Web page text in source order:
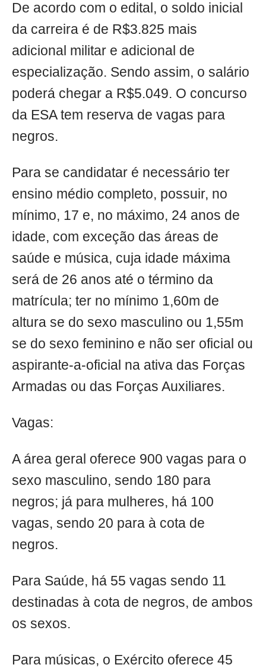
De acordo com o edital, o soldo inicial
da carreira é de R$3.825 mais
adicional militar e adicional de
especialização. Sendo assim, o salário
poderá chegar a R$5.049. O concurso
da ESA tem reserva de vagas para
negros.
Para se candidatar é necessário ter
ensino médio completo, possuir, no
mínimo, 17 e, no máximo, 24 anos de
idade, com exceção das áreas de
saúde e música, cuja idade máxima
será de 26 anos até o término da
matrícula; ter no mínimo 1,60m de
altura se do sexo masculino ou 1,55m
se do sexo feminino e não ser oficial ou
aspirante-a-oficial na ativa das Forças
Armadas ou das Forças Auxiliares.
Vagas:
A área geral oferece 900 vagas para o
sexo masculino, sendo 180 para
negros; já para mulheres, há 100
vagas, sendo 20 para à cota de
negros.
Para Saúde, há 55 vagas sendo 11
destinadas à cota de negros, de ambos
os sexos.
Para músicas, o Exército oferece 45